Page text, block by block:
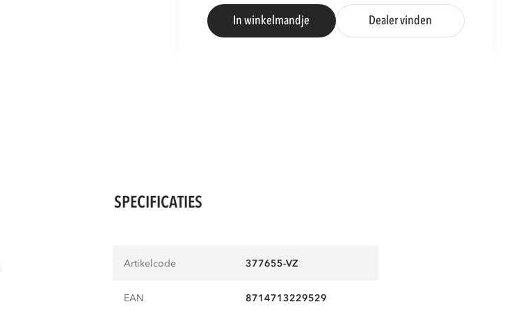
In winkelmandje Dealer vinden
SPECIFICATIES
Artikelcode 377655-VZ
EAN 8714713229529